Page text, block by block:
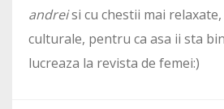
andreisi cu chestii mai
culturale, pentru ca asa ii sta
lucreaza la revista de femei:)